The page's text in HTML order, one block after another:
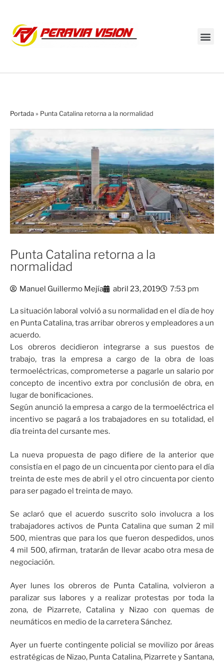
Portada » Punta Catalina retorna a la normalidad
Punta Catalina retorna a la
normalidad
Manuel Guillermo Mejía abril 23, 2019 7:53 pm
La situación laboral volvió a su normalidad en el día de hoy
en Punta Catalina, tras arribar obreros y empleadores a un
acuerdo.
Los obreros decidieron integrarse a sus puestos de
trabajo, tras la empresa a cargo de la obra de loas
termoeléctricas, comprometerse a pagarle un salario por
concepto de incentivo extra por conclusión de obra, en
lugar de bonificaciones.
Según anunció la empresa a cargo de la termoeléctrica el
incentivo se pagará a los trabajadores en su totalidad, el
día treinta del cursante mes.
La nueva propuesta de pago difiere de la anterior que
consistía en el pago de un cincuenta por ciento para el día
treinta de este mes de abril y el otro cincuenta por ciento
para ser pagado el treinta de mayo.
Se aclaró que el acuerdo suscrito solo involucra a los
trabajadores activos de Punta Catalina que suman 2 mil
500, mientras que para los que fueron despedidos, unos
4 mil 500, afirman, tratarán de llevar acabo otra mesa de
negociación.
Ayer lunes los obreros de Punta Catalina, volvieron a
paralizar sus labores y a realizar protestas por toda la
zona, de Pizarrete, Catalina y Nizao con quemas de
neumáticos en medio de la carretera Sánchez.
Ayer un fuerte contingente policial se movilizo por áreas
estratégicas de Nizao, Punta Catalina, Pizarrete y Santana,